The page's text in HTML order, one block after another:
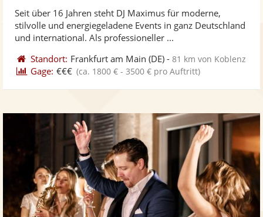
Seit über 16 Jahren steht DJ Maximus für moderne,
stilvolle und energiegeladene Events in ganz Deutschland
und international. Als professioneller ...
Standort: Frankfurt am Main (DE) -81 km von Koblenz
Gage: €€€ (ca. 1800 € - 3500 € pro Auftritt)